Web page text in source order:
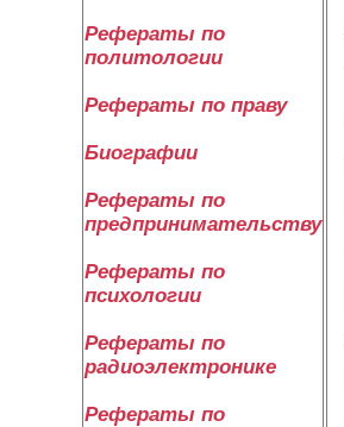
Рефераты по
политологии
Рефераты по праву
Биографии
Рефераты по
предпринимательству
Рефераты по
психологии
Рефераты по
радиоэлектронике
Рефераты по